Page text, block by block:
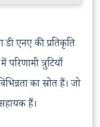
एनए की प्रतिकृति
परिणामी त्रुटियाँ
का स्रोत हैं। जो
हैं।